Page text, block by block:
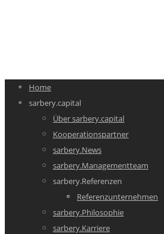
Home
sarbery.capital
Über sarbery.capital
Kooperationspartner
sarbery.News
sarbery.Managementteam
sarbery.Referenzen
Referenzunternehmen
sarbery.Philosophie
sarbery.Karriere